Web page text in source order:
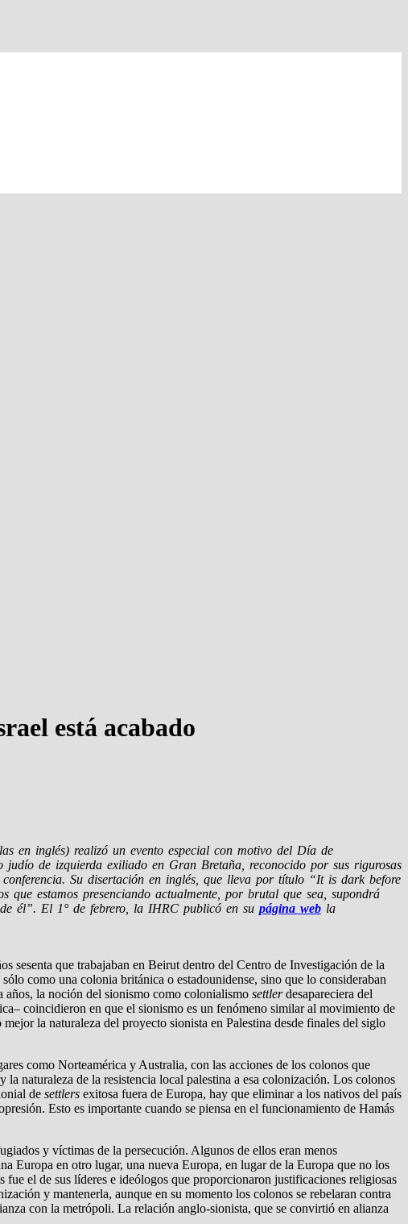
está acabado
en inglés) realizó un evento especial con motivo del Día de
de izquierda exiliado en Gran Bretaña, reconocido por sus rigurosas
Su disertación en inglés, que lleva por título “It is dark before
estamos presenciando actualmente, por brutal que sea, supondrá
él”. El 1° de febrero, la IHRC publicó en su página web la
sesenta que trabajaban en Beirut dentro del Centro de Investigación de la
como una colonia británica o estadounidense, sino que lo consideraban
años, la noción del sionismo como colonialismo settlerdesapareciera del
coincidieron en que el sionismo es un fenómeno similar al movimiento de
la naturaleza del proyecto sionista en Palestina desde finales del siglo
como Norteamérica y Australia, con las acciones de los colonos que
naturaleza de la resistencia local palestina a esa colonización. Los colonos
de settlers exitosa fuera de Europa, hay que eliminar a los nativos del país
Esto es importante cuando se piensa en el funcionamiento de Hamás
y víctimas de la persecución. Algunos de ellos eran menos
Europa en otro lugar, una nueva Europa, en lugar de la Europa que no los
el de sus líderes e ideólogos que proporcionaron justificaciones religiosas
y mantenerla, aunque en su momento los colonos se rebelaran contra
con la metrópoli. La relación anglo-sionista, que se convirtió en alianza